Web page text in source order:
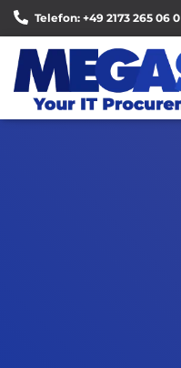
Telefon: +49 2173 265 06 0